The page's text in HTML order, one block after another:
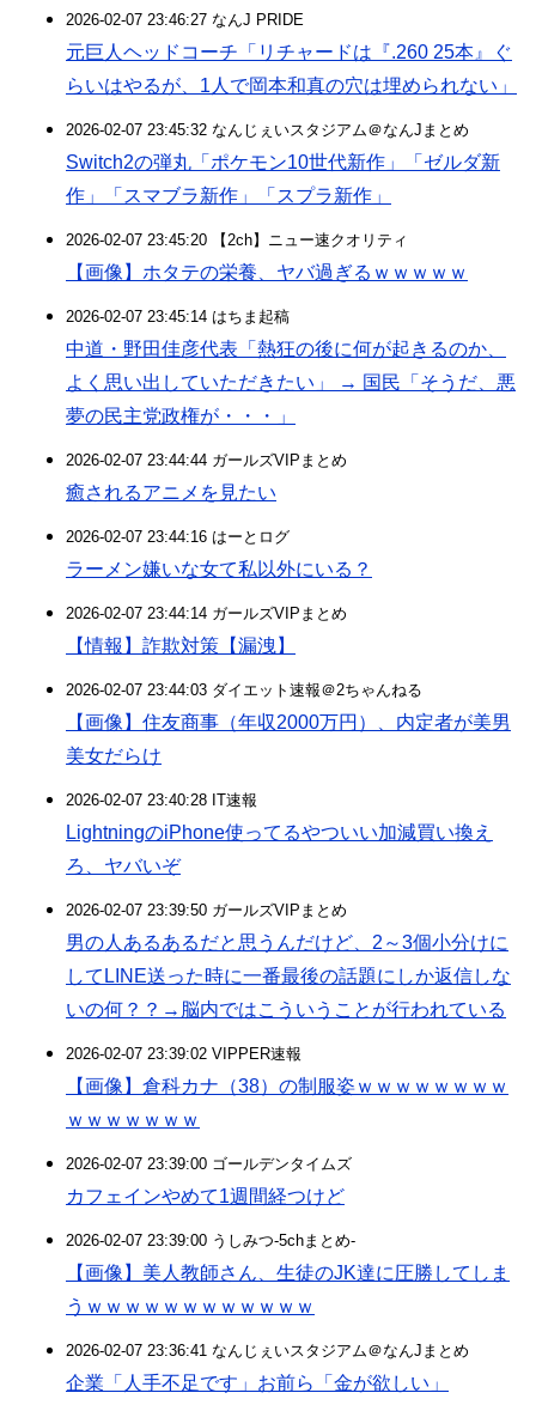
2026-02-07 23:46:27 なんJ PRIDE
元巨人ヘッドコーチ「リチャードは『.260 25本』ぐ
らいはやるが、1人で岡本和真の穴は埋められない」
2026-02-07 23:45:32 なんじぇいスタジアム＠なんJまとめ
Switch2の弾丸「ポケモン10世代新作」「ゼルダ新
作」「スマブラ新作」「スプラ新作」
2026-02-07 23:45:20 【2ch】ニュー速クオリティ
【画像】ホタテの栄養、ヤバ過ぎるｗｗｗｗｗ
2026-02-07 23:45:14 はちま起稿
中道・野田佳彦代表「熱狂の後に何が起きるのか、
よく思い出していただきたい」 → 国民「そうだ、悪
夢の民主党政権が・・・」
2026-02-07 23:44:44 ガールズVIPまとめ
癒されるアニメを見たい
2026-02-07 23:44:16 はーとログ
ラーメン嫌いな女て私以外にいる？
2026-02-07 23:44:14 ガールズVIPまとめ
【情報】詐欺対策【漏洩】
2026-02-07 23:44:03 ダイエット速報＠2ちゃんねる
【画像】住友商事（年収2000万円）、内定者が美男
美女だらけ
2026-02-07 23:40:28 IT速報
LightningのiPhone使ってるやついい加減買い換え
ろ、ヤバいぞ
2026-02-07 23:39:50 ガールズVIPまとめ
男の人あるあるだと思うんだけど、2～3個小分けに
してLINE送った時に一番最後の話題にしか返信しな
いの何？？→脳内ではこういうことが行われている
2026-02-07 23:39:02 VIPPER速報
【画像】倉科カナ（38）の制服姿ｗｗｗｗｗｗｗｗ
ｗｗｗｗｗｗｗ
2026-02-07 23:39:00 ゴールデンタイムズ
カフェインやめて1週間経つけど
2026-02-07 23:39:00 うしみつ-5chまとめ-
【画像】美人教師さん、生徒のJK達に圧勝してしま
うｗｗｗｗｗｗｗｗｗｗｗｗ
2026-02-07 23:36:41 なんじぇいスタジアム＠なんJまとめ
企業「人手不足です」お前ら「金が欲しい」